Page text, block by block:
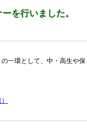
を行いました。
一環として、中・高生や保